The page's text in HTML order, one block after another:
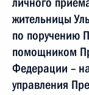
жительницы
по поручению
помощником
Федерации –
управления